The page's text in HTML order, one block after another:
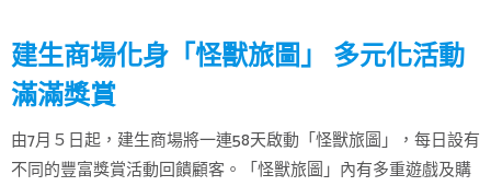
建生商場化身「怪獸旅圖」 多元化活動
滿滿獎賞
由7月５日起，建生商場將一連58天啟動「怪獸旅圖」，每日設有
不同的豐富獎賞活動回饋顧客。「怪獸旅圖」內有多重遊戲及購